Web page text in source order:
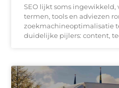
SEO lijkt soms ingewikkeld,
termen, tools en adviezen
zoekmachineoptimalisatie
duidelijke pijlers: content,